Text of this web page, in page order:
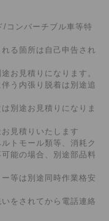
/コンバーチブル車等特
る箇所は自己申告され
お見積りになります。
う内張り脱着は別途追
別途お見積りになりま
見積りいたします
トモール類等、消耗ク
能の場合、別途部品料
等は別途同時作業格安
をされてから電話連絡